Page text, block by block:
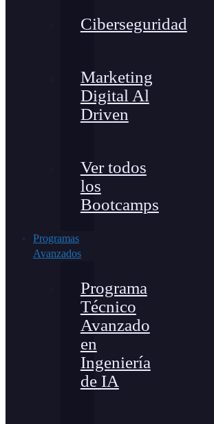
Ciberseguridad
Marketing
Digital Al
Driven
Ver todos
los
Bootcamps
Programas
Avanzados
Programa
Técnico
Avanzado
en
Ingeniería
de IA